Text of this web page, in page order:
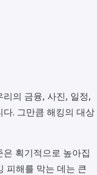
의 금융, 사진, 일정,
. 그만큼 해킹의 대상
획기적으로 높아집
피해를 막는 데는 큰